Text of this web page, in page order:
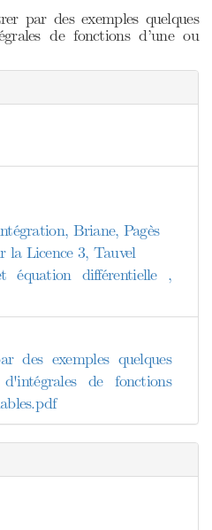
par des exemples quelques
de fonctions d’une ou
Briane, Pagès
la Licence 3, Tauvel
équation différentielle ,
exemples quelques
de fonctions